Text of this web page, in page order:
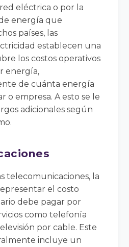
eléctrica o por la
energía que
países, las
establecen una
los costos operativos
energía,
de cuánta energía
o empresa. A esto se le
adicionales según
telecomunicaciones, la
el costo
debe pagar por
como telefonía
por cable. Este
incluye un